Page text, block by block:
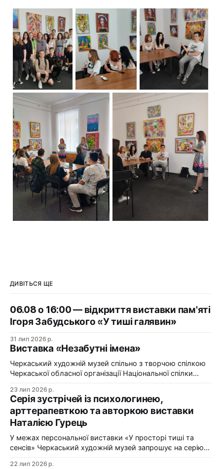
ДИВІТЬСЯ ЩЕ
06.08 о 16:00 — відкриття виставки пам'яті
Ігоря Забудського «У тиші галявин»
31 лип 2026 р.
Виставка «Незабутні імена»
Черкаський художній музей спільно з творчою спілкою
Черкаської обласної організації Національної спілки
імена». Виставка «Незабутні імена» — це мистецька
подорож у творчий спадок художників Черкащини, чий
життєвий шлях вже завершилися, але їх талант і
сьогодні продовжує промовляти до глядача мовою
образів, кольору та форми. До огляду
23 лип 2026 р.
Серія зустрічей із психологинею,
арттерапевткою та авторкою виставки
Наталією Гурець
У межах персональної виставки «У просторі тиші та
сенсів» Черкаський художній музей запрошує на серію
22 лип 2026 р.